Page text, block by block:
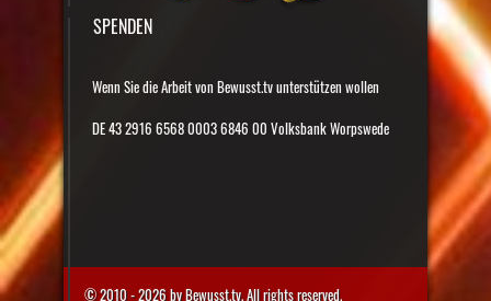
SPENDEN
Wenn Sie die Arbeit von Bewusst.tv unterstützen wollen
DE 43 2916 6568 0003 6846 00 Volksbank Worpswede
© 2010 - 2026 by Bewusst.tv. All rights reserved.